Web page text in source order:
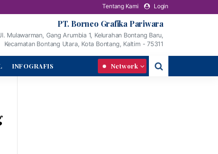
Tentang Kami Login
PT. Borneo Grafika Pariwara
Mulawarman, Gang Arumbia 1, Kelurahan Bontang Baru,
Kecamatan Bontang Utara, Kota Bontang, Kaltim - 75311
INFOGRAFIS Network